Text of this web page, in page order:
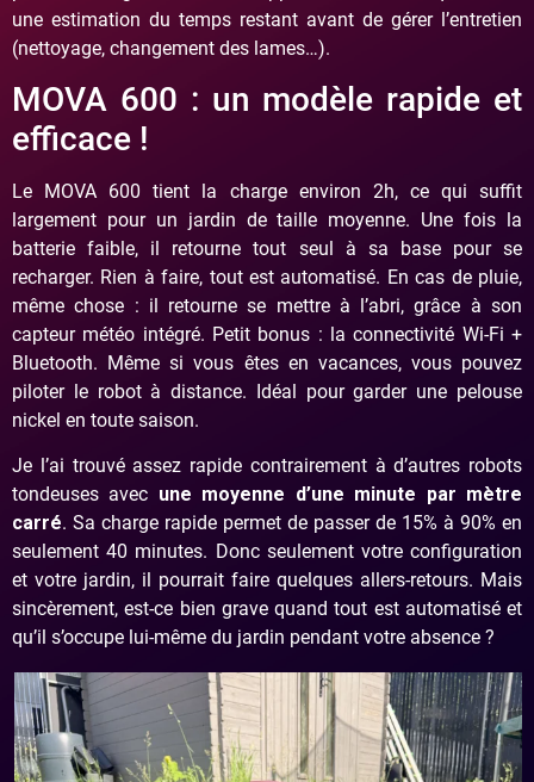
une estimation du temps restant avant de gérer l’entretien
(nettoyage, changement des lames…).
MOVA 600 : un modèle rapide et
efficace !
Le MOVA 600 tient la charge environ 2h, ce qui suffit
largement pour un jardin de taille moyenne. Une fois la
batterie faible, il retourne tout seul à sa base pour se
recharger. Rien à faire, tout est automatisé. En cas de pluie,
même chose : il retourne se mettre à l’abri, grâce à son
capteur météo intégré. Petit bonus : la connectivité Wi-Fi +
Bluetooth. Même si vous êtes en vacances, vous pouvez
piloter le robot à distance. Idéal pour garder une pelouse
nickel en toute saison.
Je l’ai trouvé assez rapide contrairement à d’autres robots
tondeuses avec une moyenne d’une minute par mètre
carré. Sa charge rapide permet de passer de 15% à 90% en
seulement 40 minutes. Donc seulement votre configuration
et votre jardin, il pourrait faire quelques allers-retours. Mais
sincèrement, est-ce bien grave quand tout est automatisé et
qu’il s’occupe lui-même du jardin pendant votre absence ?